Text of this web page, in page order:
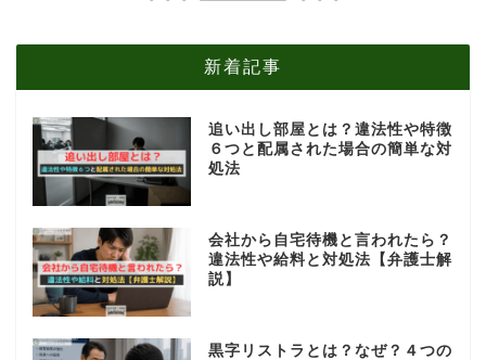
新着記事
追い出し部屋とは？違法性や特徴
６つと配属された場合の簡単な対
処法
会社から自宅待機と言われたら？
違法性や給料と対処法【弁護士解
説】
黒字リストラとは？なぜ？４つの